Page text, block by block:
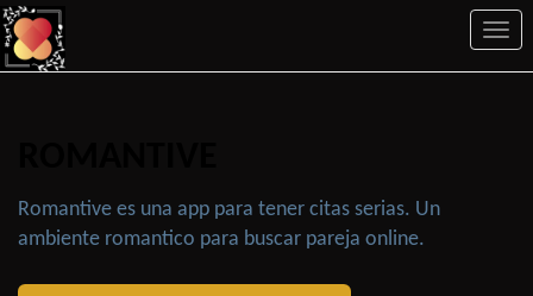
Romantive es una app para tener citas serias. Un
ambiente romantico para buscar pareja online.